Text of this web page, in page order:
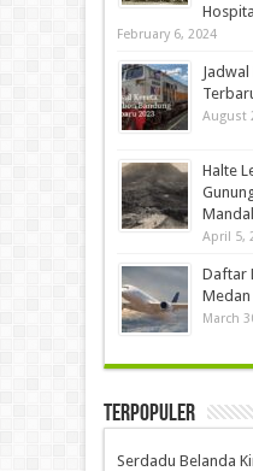
February 6, 2024
August
Halte
April 5,
Daftar
March
Terpopuler
Serdadu Belanda